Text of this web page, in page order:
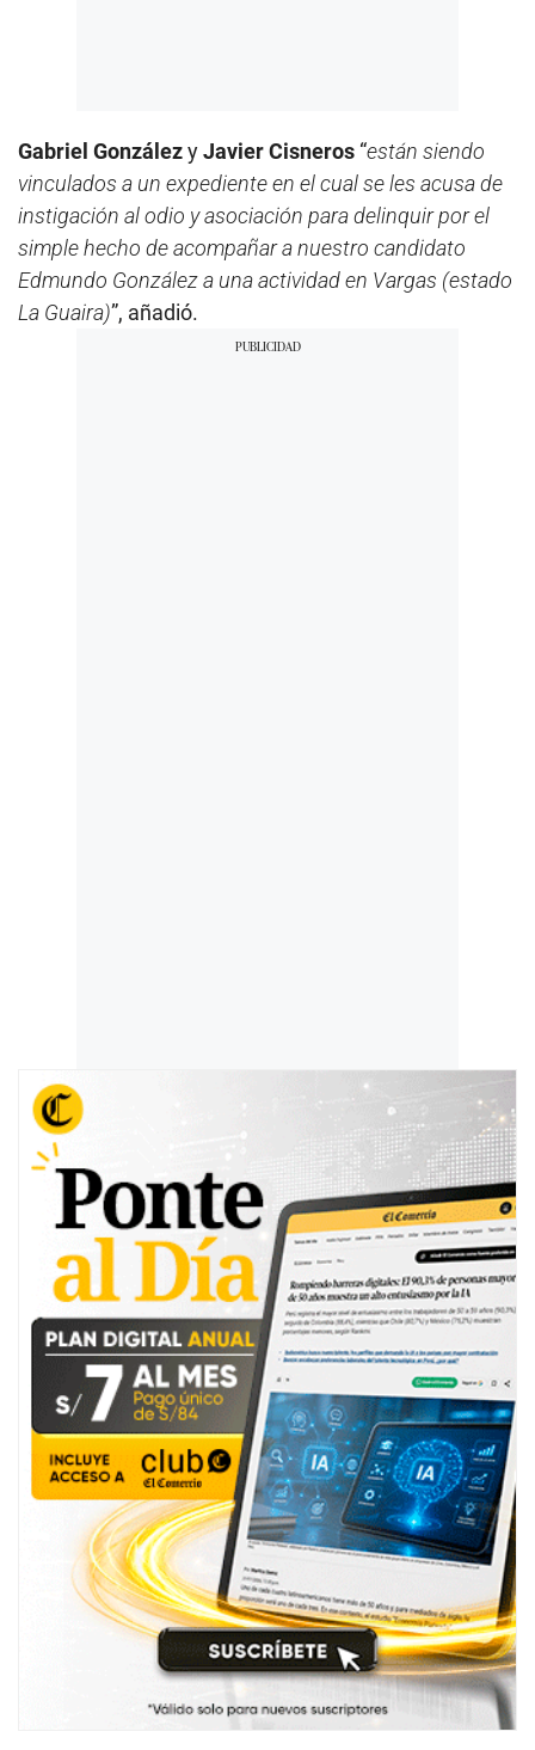
Gabriel GonzálezyJavier Cisneros “están siendo
vinculados a un expediente en el cual se les acusa de
instigación al odio y asociación para delinquir por el
simple hecho de acompañar a nuestro candidato
Edmundo González a una actividad en Vargas (estado
La Guaira)”, añadió.